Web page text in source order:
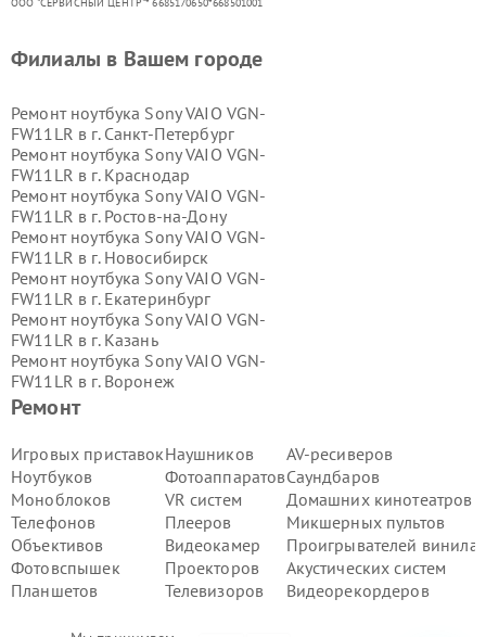
Ремонт
Игровых приставок
Ноутбуков
Моноблоков
Телефонов
Объективов
Фотовспышек
Планшетов
Наушников
Фотоаппаратов
VR систем
Плееров
Видеокамер
Проекторов
Телевизоров
AV-ресиверов
Саундбаров
Домашних кинотеатров
Микшерных пультов
Проигрывателей винила
Акустических систем
Видеорекордеров
Филиалы в Вашем городе
Ремонт ноутбука Sony VAIO VGN-
FW11LR в г. Санкт-Петербург
Ремонт ноутбука Sony VAIO VGN-
FW11LR в г. Краснодар
Ремонт ноутбука Sony VAIO VGN-
FW11LR в г. Ростов-на-Дону
Ремонт ноутбука Sony VAIO VGN-
FW11LR в г. Новосибирск
Ремонт ноутбука Sony VAIO VGN-
FW11LR в г. Екатеринбург
Ремонт ноутбука Sony VAIO VGN-
FW11LR в г. Казань
Ремонт ноутбука Sony VAIO VGN-
FW11LR в г. Воронеж
Ремонт ноутбука Sony VAIO VGN-
FW11LR в г.
FW11LR в г.Самара
Ремонт ноутбука Sony VAIO VGN-
FW11LR в г.Пермь
Ремонт ноутбука Sony VAIO VGN-
FW11LR в г. Красноярск
Ремонт ноутбука Sony VAIO VGN-
FW11LR в г.
Ремонт ноутбука Sony VAIO VGN-
FW11LR в г.